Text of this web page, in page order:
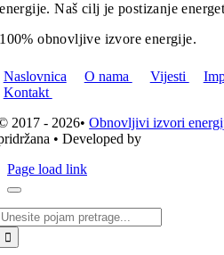
energije. Naš cilj je postizanje
100% obnovljive izvore energije.
Naslovnica O nama Vijesti
Kontakt
2017 - 2026•Obnovljivi izvori
• Developed by
Page load link